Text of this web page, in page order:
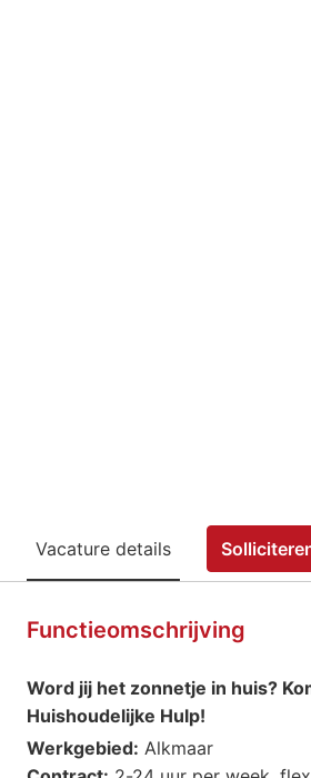
Vacature details
Functieomschrijving
Word jij het zonnetje in huis?
Huishoudelijke Hulp!
Werkgebied: Alkmaar